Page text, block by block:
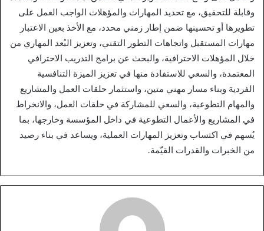
وقابلة للتحقيق، مع تحديد المهارات والمؤهلات الواجب العمل على
تطويرها أو تحسينها ضمن إطار زمني محدد، مع الأخذ بعين الاعتبار
مهارات المستقبل واتجاهات التطور التقني، وتعزيز البُعد المهاري من
خلال المؤهلات الاحترافية، والبحث عن برامج التدريب الاحترافي
المعتمدة، والسعي للاستفادة منها في تعزيز الميزة التنافسية
الفردية وبناء مسار مهني متين، واستثمار حلقات العمل والمشاريع
والمهام التطوعية، والسعي للمشاركة في حلقات العمل، والانخراط
في المشاريع والأعمال التطوعية في داخل المؤسسة وخارجها، بما
يُسهم في اكتساب وتعزيز المهارات العملية، ويساعد في بناء رصيد
من الخبرات والقدرات القيّمة.